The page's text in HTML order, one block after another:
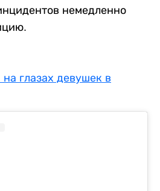
немедленно
глазах девушек в